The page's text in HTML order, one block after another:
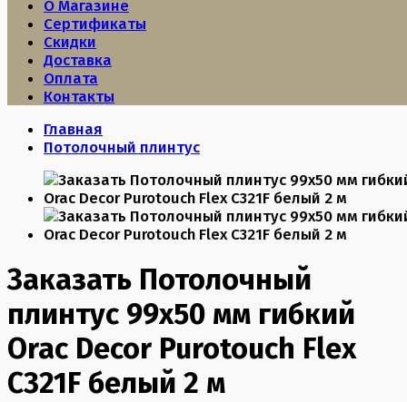
О Магазине
Сертификаты
Скидки
Доставка
Оплата
Контакты
Главная
Потолочный плинтус
Заказать Потолочный
плинтус 99х50 мм гибкий
Orac Decor Purotouch Flex
C321F белый 2 м